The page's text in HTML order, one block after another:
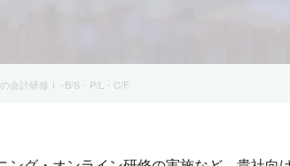
会計研修Ⅰ -B/S・P/L・C/F